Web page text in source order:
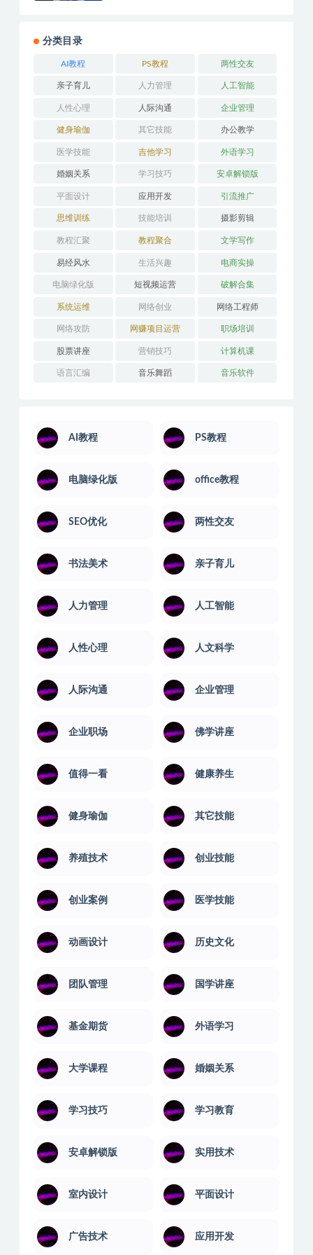
分类目录
AI教程 PS教程 两性交友
亲子育儿 人力管理 人工智能
人性心理 人际沟通 企业管理
健身瑜伽 其它技能 办公教学
医学技能 吉他学习 外语学习
婚姻关系 学习技巧 安卓解锁版
平面设计 应用开发 引流推广
思维训练 技能培训 摄影剪辑
教程汇聚 教程聚合 文学写作
易经风水 生活兴趣 电商实操
电脑绿化版 短视频运营 破解合集
系统运维 网络创业 网络工程师
网络攻防 网赚项目运营 职场培训
股票讲座 营销技巧 计算机课
语言汇编 音乐舞蹈 音乐软件
AI教程 PS教程
电脑绿化版 office教程
SEO优化 两性交友
书法美术 亲子育儿
人力管理 人工智能
人性心理 人文科学
人际沟通 企业管理
企业职场 佛学讲座
值得一看 健康养生
健身瑜伽 其它技能
养殖技术 创业技能
创业案例 医学技能
动画设计 历史文化
团队管理 国学讲座
基金期货 外语学习
大学课程 婚姻关系
学习技巧 学习教育
安卓解锁版 实用技术
室内设计 平面设计
广告技术 应用开发